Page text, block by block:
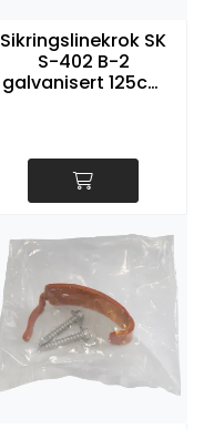
Sikringslinekrok SK
S-402 B-2
galvanisert 125cm